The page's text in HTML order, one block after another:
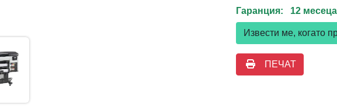
Гаранция: 12 месеца
Извести ме, когато
ПЕЧАТ